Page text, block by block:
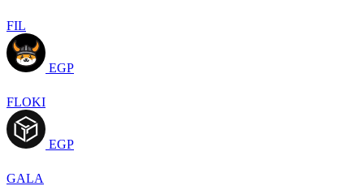
FIL
EGP
FLOKI
EGP
GALA